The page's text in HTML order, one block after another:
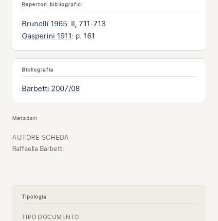
Repertori bibliografici
Brunelli 1965: II, 711-713
Gasperini 1911: p. 161
Bibliografia
Barbetti 2007/08
Metadati
AUTORE SCHEDA
Raffaella Barbetti
Tipologia
TIPO DOCUMENTO